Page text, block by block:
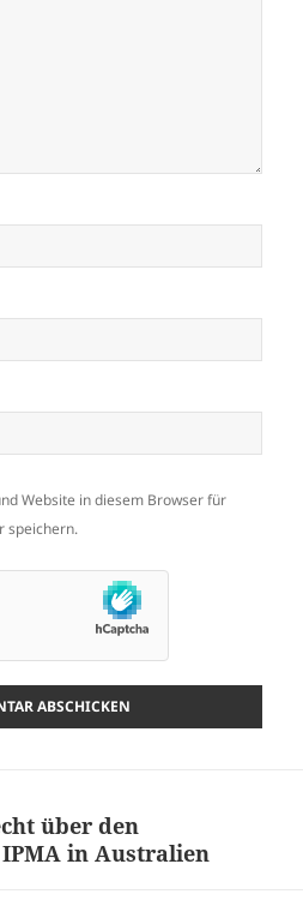
Website in diesem Browser für
speichern.
über den
in Australien